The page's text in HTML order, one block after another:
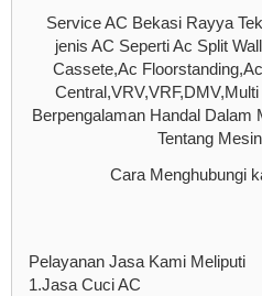
Service AC Bekasi Rayya
jenis AC Seperti Ac Split
Cassete,Ac
Berpengalaman Handal Dalam
Tentang
Cara Menghubungi
Pelayanan Jasa Kami Meliputi
1.Jasa Cuci AC